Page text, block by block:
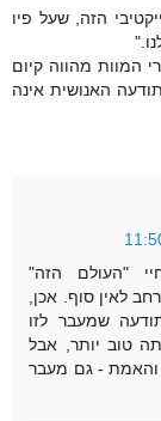
הזה, שעל פיו
המוות מהווה קיום
האנושית אינה
"העולם הזה"
לאין סוף. אכן,
שמעבר לזו
טוב יותר, אבל
והאמת - גם מעבר